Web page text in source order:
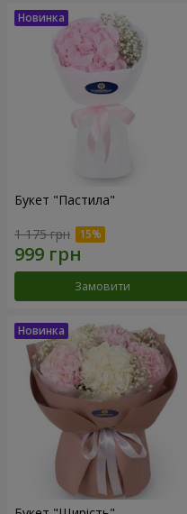
Букет "Пастила"
1 175 грн
Замовити